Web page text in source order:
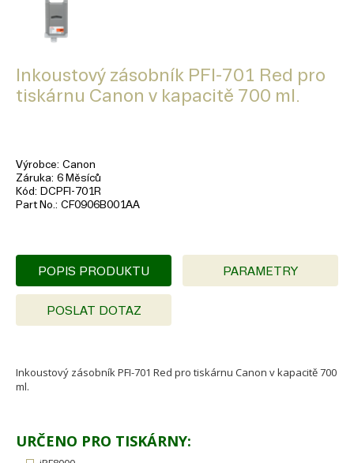
Inkoustový zásobník PFI-701 Red pro
tiskárnu Canon v kapacitě 700 ml.
Výrobce Canon
Záruka 6 Měsíců
Kód
DCPFI-701R
Part No. CF0906B001AA
POPIS PRODUKTU PARAMETRY
POSLAT DOTAZ
Inkoustový zásobník PFI-701 Red pro tiskárnu Canon v kapacitě 700
ml.
URČENO PRO TISKÁRNY: